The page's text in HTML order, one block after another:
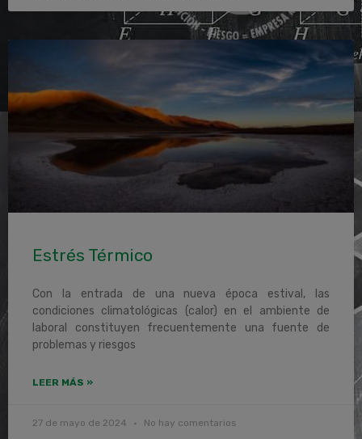
Estrés Térmico
Con la entrada de una nueva época estival, las
condiciones climatológicas (calor) en el ambiente de
laboral constituyen frecuentemente una fuente de
problemas y riesgos
LEER MÁS »
27 de mayo de 2024 No hay comentarios